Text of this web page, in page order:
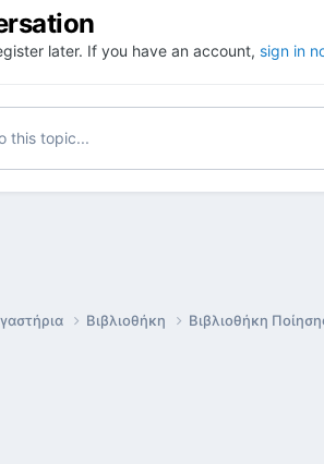
later. If you have an account, sign in
this topic...
Βιβλιοθήκη Βιβλιοθήκη